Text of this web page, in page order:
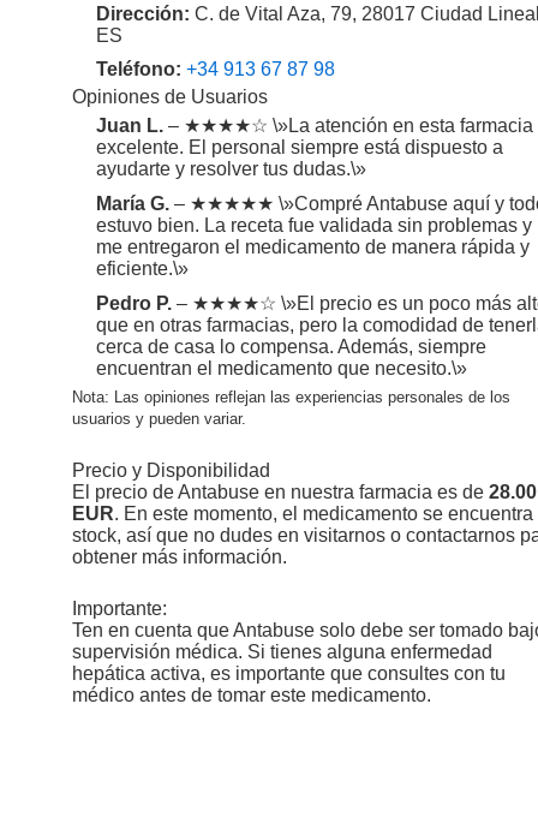
Dirección: C. de Vital Aza, 79, 28017 Ciudad
ES
Teléfono: +34 913 67 87 98
Opiniones de Usuarios
Juan L. – ★★★★☆ \»La atención en esta farmacia
excelente. El personal siempre está dispuesto a
ayudarte y resolver tus dudas.\»
María G. – ★★★★★ \»Compré Antabuse aquí y
estuvo bien. La receta fue validada sin problemas y
me entregaron el medicamento de manera rápida y
eficiente.\»
Pedro P. – ★★★★☆ \»El precio es un poco más
que en otras farmacias, pero la comodidad de
cerca de casa lo compensa. Además, siempre
encuentran el medicamento que necesito.\»
Nota: Las opiniones reflejan las experiencias personales de los
usuarios y pueden variar.
Precio y Disponibilidad
El precio de Antabuse en nuestra farmacia es de 28.00
EUR. En este momento, el medicamento se encuentra
stock, así que no dudes en visitarnos o contactarnos
obtener más información.
Importante:
Ten en cuenta que Antabuse solo debe ser tomado
supervisión médica. Si tienes alguna enfermedad
hepática activa, es importante que consultes con tu
médico antes de tomar este medicamento.